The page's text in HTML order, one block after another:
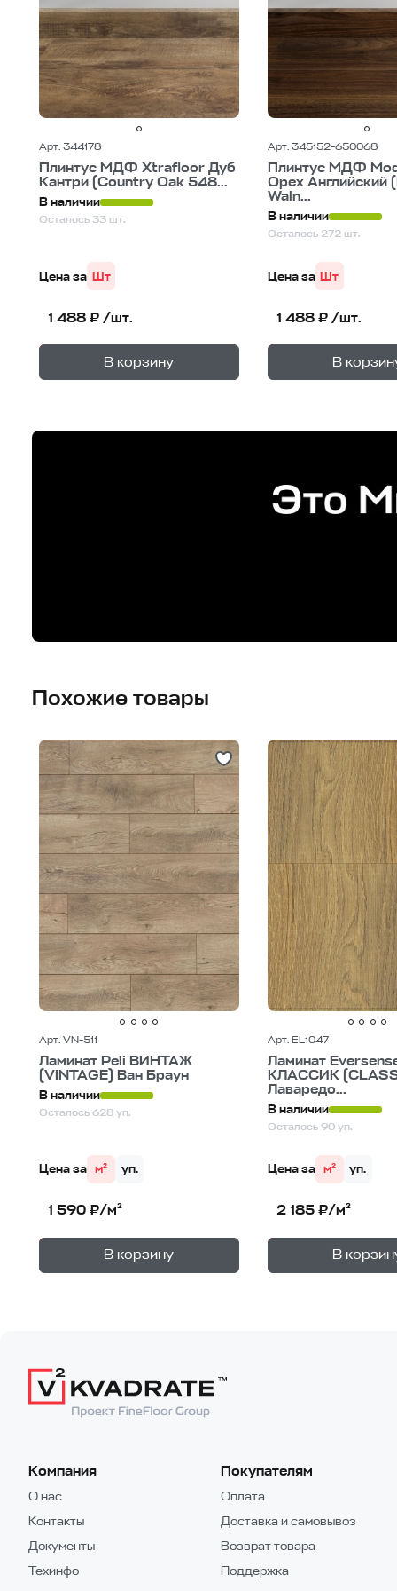
Арт. 344178
Плинтус МДФ Xtrafloor Дуб
Кантри (Country Oak 548...
В наличии
Осталось 33 шт.
Цена за Шт
1 488 ₽ /шт.
В корзину
В корзине —
Арт. 345152-650068
Плинтус МДФ
Орех Английский
Waln...
В наличии
Осталось 272 шт.
Цена за Шт
1 488 ₽ /шт.
В
В корзине —
Похожие товары
Арт. VN-511
Ламинат Peli ВИНТАЖ
(VINTAGE) Ван Браун
В наличии
Осталось 628 уп.
Цена за м² уп.
1 590 ₽/м²
В корзину
В корзине —
Арт. EL1047
Ламинат
КЛАССИК
Лаваредо...
В наличии
Осталось 90 уп.
Цена за м² уп.
2 185 ₽/м²
В
В корзине —
Компания
О нас
Контакты
Документы
Техинфо
Покупателям
Оплата
Доставка и самовывоз
Возврат товара
Поддержка